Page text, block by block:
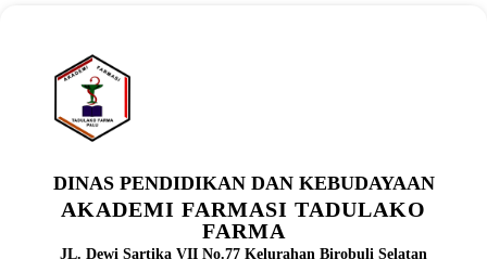
DINAS PENDIDIKAN DAN KEBUDAYAAN
AKADEMI FARMASI TADULAKO
FARMA
JL. Dewi Sartika VII No.77 Kelurahan Birobuli Selatan